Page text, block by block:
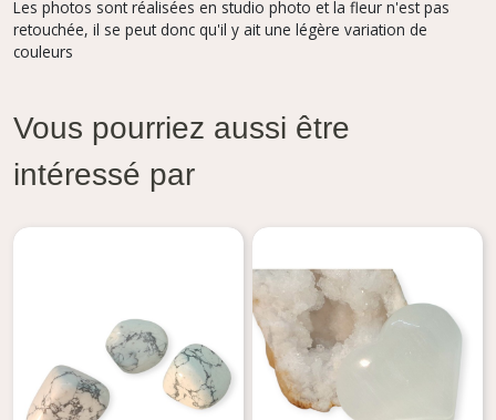
Les photos sont réalisées en studio photo et la fleur n'est pas
retouchée, il se peut donc qu'il y ait une légère variation de
couleurs
Vous pourriez aussi être
intéressé par